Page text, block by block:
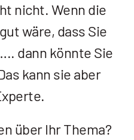
nicht. Wenn die
wäre, dass Sie
dann könnte Sie
kann sie aber
über Ihr Thema?